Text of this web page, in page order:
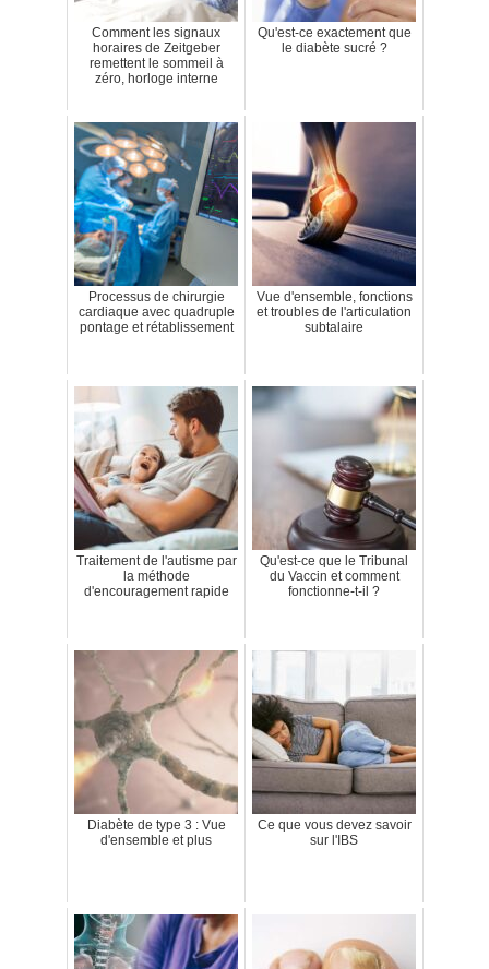
Comment les signaux
horaires de Zeitgeber
remettent le sommeil à
zéro, horloge interne
Qu'est-ce exactement que
le diabète sucré ?
Processus de chirurgie
cardiaque avec quadruple
pontage et rétablissement
Vue d'ensemble, fonctions
et troubles de l'articulation
subtalaire
Traitement de l'autisme par
la méthode
d'encouragement rapide
Qu'est-ce que le Tribunal
du Vaccin et comment
fonctionne-t-il ?
Diabète de type 3 : Vue
d'ensemble et plus
Ce que vous devez savoir
sur l'IBS